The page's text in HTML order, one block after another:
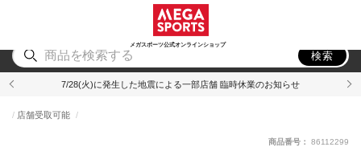
メガスポーツ公式オンラインショップ
アウトドア
検索
7/28(火)に発生した地震による一部店舗 臨時休業のお知らせ
店舗受取可能
商品番号： 86112299